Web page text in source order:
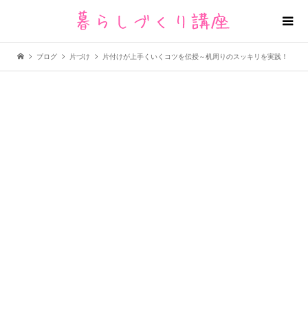
ブログ 片づけ 片付けが上手くいくコツを伝授～机周りのスッキリを実践！